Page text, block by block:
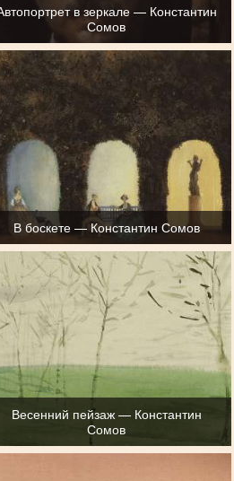
в зеркале — Константин
Сомов
В боскете — Константин Сомов
Весенний пейзаж — Константин
Сомов